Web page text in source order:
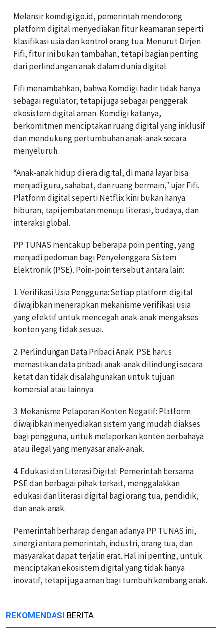
Melansir komdigi.go.id, pemerintah mendorong
platform digital menyediakan fitur keamanan seperti
klasifikasi usia dan kontrol orang tua. Menurut Dirjen
Fifi, fitur ini bukan tambahan, tetapi bagian penting
dari perlindungan anak dalam dunia digital.
Fifi menambahkan, bahwa Komdigi hadir tidak hanya
sebagai regulator, tetapi juga sebagai penggerak
ekosistem digital aman. Komdigi katanya,
berkomitmen menciptakan ruang digital yang inklusif
dan mendukung pertumbuhan anak-anak secara
menyeluruh.
“Anak-anak hidup di era digital, di mana layar bisa
menjadi guru, sahabat, dan ruang bermain,” ujar Fifi.
Platform digital seperti Netflix kini bukan hanya
hiburan, tapi jembatan menuju literasi, budaya, dan
interaksi global.
PP TUNAS mencakup beberapa poin penting, yang
menjadi pedoman bagi Penyelenggara Sistem
Elektronik (PSE). Poin-poin tersebut antara lain:
1. Verifikasi Usia Pengguna: Setiap platform digital
diwajibkan menerapkan mekanisme verifikasi usia
yang efektif untuk mencegah anak-anak mengakses
konten yang tidak sesuai.
2. Perlindungan Data Pribadi Anak: PSE harus
memastikan data pribadi anak-anak dilindungi secara
ketat dan tidak disalahgunakan untuk tujuan
komersial atau lainnya.
3. Mekanisme Pelaporan Konten Negatif: Platform
diwajibkan menyediakan sistem yang mudah diakses
bagi pengguna, untuk melaporkan konten berbahaya
atau ilegal yang menyasar anak-anak.
4. Edukasi dan Literasi Digital: Pemerintah bersama
PSE dan berbagai pihak terkait, menggalakkan
edukasi dan literasi digital bagi orang tua, pendidik,
dan anak-anak.
Pemerintah berharap dengan adanya PP TUNAS ini,
sinergi antara pemerintah, industri, orang tua, dan
masyarakat dapat terjalin erat. Hal ini penting, untuk
menciptakan ekosistem digital yang tidak hanya
inovatif, tetapi juga aman bagi tumbuh kembang anak.
REKOMENDASI BERITA